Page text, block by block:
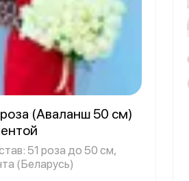
(Аваланш 50 см)
51 роза до 50 см,
(Беларусь)